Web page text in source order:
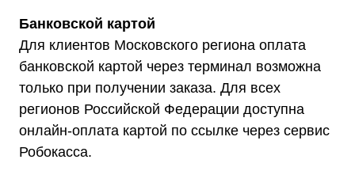
Банковской картой
Для клиентов Московского региона оплата
банковской картой через терминал возможна
только при получении заказа. Для всех
регионов Российской Федерации доступна
онлайн-оплата картой по ссылке через сервис
Робокасса.
Мы являемся
официальным
дилером ГК «Штиль"
Оставьте заявку на подбор
стабилизатора или ИБП и наши
менеджеры помогут вам подобрать